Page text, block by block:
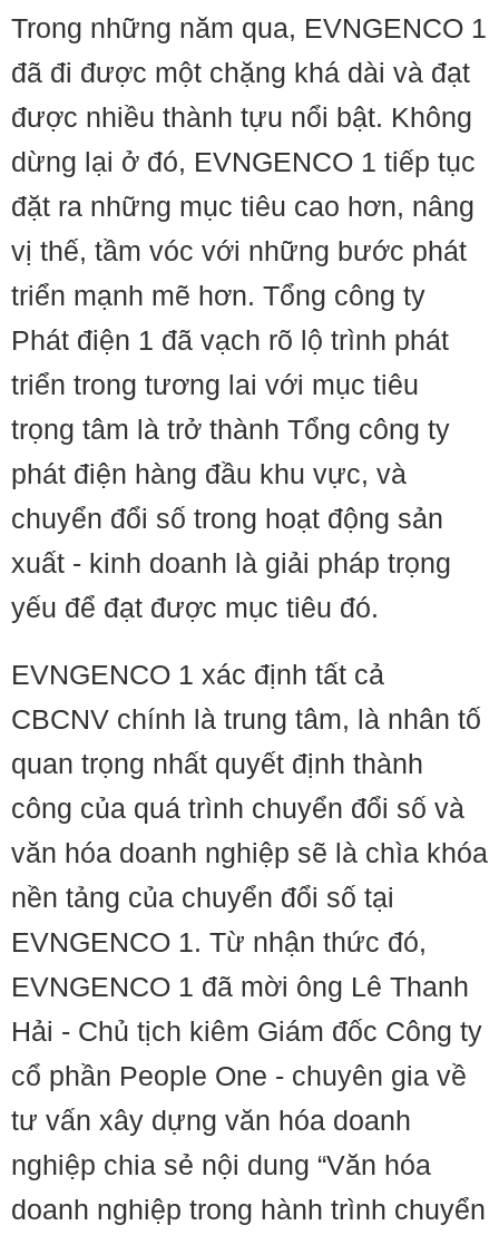
Trong những năm qua, EVNGENCO 1
đã đi được một chặng khá dài và đạt
được nhiều thành tựu nổi bật. Không
dừng lại ở đó, EVNGENCO 1 tiếp tục
đặt ra những mục tiêu cao hơn, nâng
vị thế, tầm vóc với những bước phát
triển mạnh mẽ hơn. Tổng công ty
Phát điện 1 đã vạch rõ lộ trình phát
triển trong tương lai với mục tiêu
trọng tâm là trở thành Tổng công ty
phát điện hàng đầu khu vực, và
chuyển đổi số trong hoạt động sản
xuất - kinh doanh là giải pháp trọng
yếu để đạt được mục tiêu đó.
EVNGENCO 1 xác định tất cả
CBCNV chính là trung tâm, là nhân tố
quan trọng nhất quyết định thành
công của quá trình chuyển đổi số và
văn hóa doanh nghiệp sẽ là chìa khóa
nền tảng của chuyển đổi số tại
EVNGENCO 1. Từ nhận thức đó,
EVNGENCO 1 đã mời ông Lê Thanh
Hải - Chủ tịch kiêm Giám đốc Công ty
cổ phần People One - chuyên gia về
tư vấn xây dựng văn hóa doanh
nghiệp chia sẻ nội dung “Văn hóa
doanh nghiệp trong hành trình chuyển